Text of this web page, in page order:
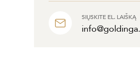
SIŲSKITE EL. LAIŠKĄ